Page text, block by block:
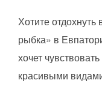
Хотите
рыбка» в
хочет
красивыми